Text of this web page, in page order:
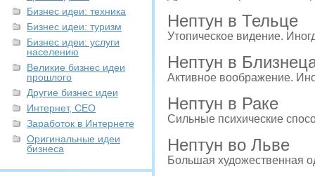
Бизнес идеи: техника
Бизнес идеи: туризм
Бизнес идеи: услуги
населению
Великие бизнес идеи
прошлого
Другие бизнес идеи
Интернет, СЕО
Заработок в Интернете
Оригинальные идеи
бизнеса
Нептун в Тельце
Утопическое видение.
Нептун в
Активное воображение.
Нептун в Раке
Сильные психические
Нептун во Льве
Большая художественная